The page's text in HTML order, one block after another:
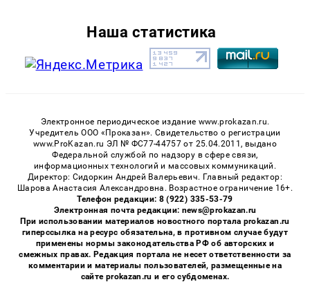
Наша статистика
Электронное периодическое издание www.prokazan.ru.
Учредитель ООО «Проказан». Cвидетельство о регистрации
www.ProKazan.ru ЭЛ № ФС77-44757 от 25.04.2011, выдано
Федеральной службой по надзору в сфере связи,
информационных технологий и массовых коммуникаций.
Директор: Сидоркин Андрей Валерьевич. Главный редактор:
Шарова Анастасия Александровна. Возрастное ограничение 16+.
Телефон редакции: 8 (922) 335-53-79
Электронная почта редакции: news@prokazan.ru
При использовании материалов новостного портала prokazan.ru
гиперссылка на ресурс обязательна, в противном случае будут
применены нормы законодательства РФ об авторских и
смежных правах. Редакция портала не несет ответственности за
комментарии и материалы пользователей, размещенные на
сайте prokazan.ru и его субдоменах.